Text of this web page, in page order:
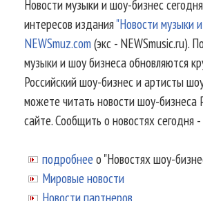
Новости музыки и шоу-бизнес
интересов издания"Новости музыки
NEWSmuz.com(экс - NEWSmusic.ru).
музыки и шоу бизнеса обновляются
Российский шоу-бизнес и артисты
можете читать новости шоу-бизнеса
сайте. Сообщить о новостях сегодня
подробнее о "Новостях шоу-
Мировые новости
Новости партнеров